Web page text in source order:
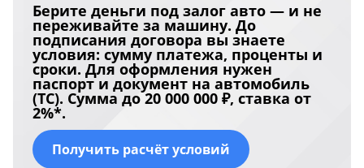
Берите деньги под залог авто — и не
переживайте за машину. До
подписания договора вы знаете
условия: сумму платежа, проценты и
сроки. Для оформления нужен
паспорт и документ на автомобиль
(ТС). Сумма до 20 000 000 ₽, ставка от
2%*.
Получить расчёт условий